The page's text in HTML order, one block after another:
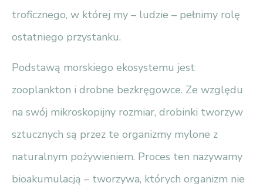
troficznego, w której my – ludzie – pełnimy rolę
ostatniego przystanku.
Podstawą morskiego ekosystemu jest
zooplankton i drobne bezkręgowce. Ze względu
na swój mikroskopijny rozmiar, drobinki tworzyw
sztucznych są przez te organizmy mylone z
naturalnym pożywieniem. Proces ten nazywamy
bioakumulacją – tworzywa, których organizm nie